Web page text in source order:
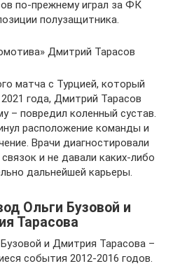
по-прежнему играл за ФК
полузащитника.
Дмитрий Тарасов
матча с Турцией, который
года, Дмитрий Тарасов
– повредил коленный сустав.
расположение команды и
Врачи диагностировали
и не давали каких-либо
дальнейшей карьеры.
Ольги Бузовой и
Тарасова
и Дмитрия Тарасова –
события 2012-2016 годов.